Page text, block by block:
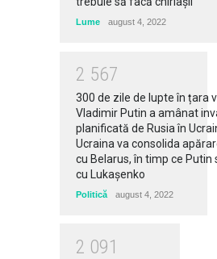
Lume august 4, 2022
2 567
300 de zile de lupte în țara
Vladimir Putin a amânat
planificată de Rusia în
Ucraina va consolida
cu Belarus, în timp ce Putin
cu Lukaşenko
Politică august 4, 2022
2 091